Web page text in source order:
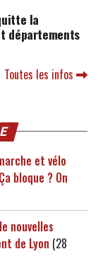
la
départements
Toutes les infos
et vélo
bloque ? On
nouvelles
de Lyon (28